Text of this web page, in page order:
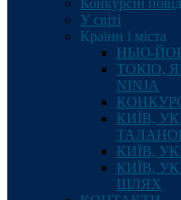
Конкурсні
У світі
Країни і міста
НЬЮ-
ТОКІО,
NINJA
КИЇВ,
КИЇВ,
КИЇВ,
ШЛЯХ